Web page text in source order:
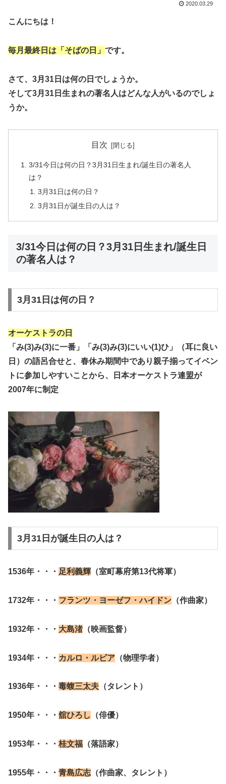
2020.03.29
こんにちは！
毎月最終日は「そばの日」 です。
さて、3月31日は何の日でしょうか。
そして3月31日生まれの著名人はどんな人がいるのでしょ
うか。
目次
3/31今日は何の日？3月31日生まれ/誕生日の著名人
は？
3月31日は何の日？
3月31日が誕生日の人は？
3/31今日は何の日？3月31日生まれ/誕生日
の著名人は？
3月31日は何の日？
オーケストラの日
「み(3)み(3)に一番」「み(3)み(3)にいい(1)ひ」（耳に良い
日）の語呂合せと、春休み期間中であり親子揃ってイベン
トに参加しやすいことから、日本オーケストラ連盟が
2007年に制定
3月31日が誕生日の人は？
1536年・・・ 足利義輝 （室町幕府第13代将軍）
1732年・・・ フランツ・ヨーゼフ・ハイドン （作曲家）
1932年・・・ 大島渚（映画監督）
1934年・・・ カルロ・ルビア （物理学者）
1936年・・・ 毒蝮三太夫 （タレント）
1950年・・・ 舘ひろし （俳優）
1953年・・・ 桂文福 （落語家）
1955年・・・ 青島広志 （作曲家、タレント）